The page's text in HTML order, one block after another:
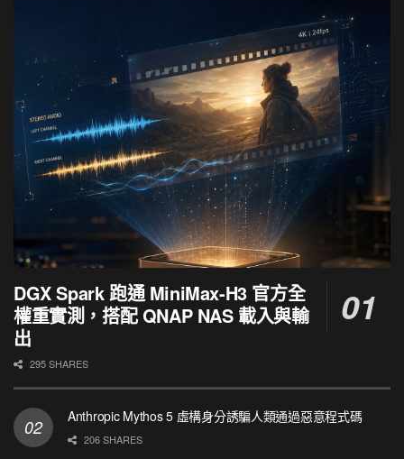
DGX Spark 跑通 MiniMax-H3 官方全
權重實測，搭配 QNAP NAS 載入與輸
出
295 SHARES
Anthropic Mythos 5 虛構身分誘騙人類通過惡意程式碼
206 SHARES